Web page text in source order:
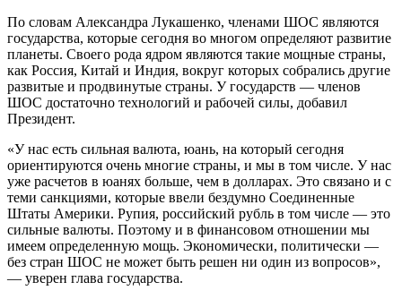
По словам Александра Лукашенко, членами ШОС являются
государства, которые сегодня во многом определяют развитие
планеты. Своего рода ядром являются такие мощные страны,
как Россия, Китай и Индия, вокруг которых собрались другие
развитые и продвинутые страны. У государств — членов
ШОС достаточно технологий и рабочей силы, добавил
Президент.
«У нас есть сильная валюта, юань, на который сегодня
ориентируются очень многие страны, и мы в том числе. У нас
уже расчетов в юанях больше, чем в долларах. Это связано и с
теми санкциями, которые ввели бездумно Соединенные
Штаты Америки. Рупия, российский рубль в том числе — это
сильные валюты. Поэтому и в финансовом отношении мы
имеем определенную мощь. Экономически, политически —
без стран ШОС не может быть решен ни один из вопросов»,
— уверен глава государства.